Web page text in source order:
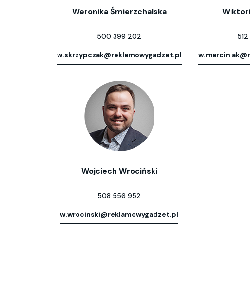
Weronika Śmierzchalska
500 399 202
w.skrzypczak@reklamowygadzet.pl
Wojciech Wrociński
508 556 952
w.wrocinski@reklamowygadzet.pl